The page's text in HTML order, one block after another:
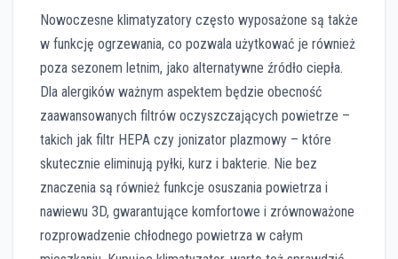
Nowoczesne klimatyzatory często wyposażone są także
w funkcję ogrzewania, co pozwala użytkować je również
poza sezonem letnim, jako alternatywne źródło ciepła.
Dla alergików ważnym aspektem będzie obecność
zaawansowanych filtrów oczyszczających powietrze –
takich jak filtr HEPA czy jonizator plazmowy – które
skutecznie eliminują pyłki, kurz i bakterie. Nie bez
znaczenia są również funkcje osuszania powietrza i
nawiewu 3D, gwarantujące komfortowe i zrównoważone
rozprowadzenie chłodnego powietrza w całym